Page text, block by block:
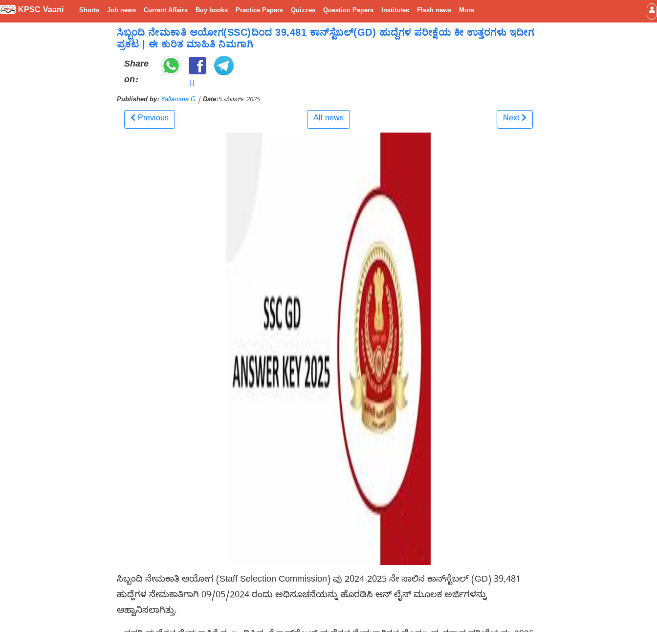
KPSC Vaani Shorts Job news Current Affairs Buy books Practice Papers Quizzes Question Papers Institutes Flash news More
ಸಿಬ್ಬಂದಿ ನೇಮಕಾತಿ ಆಯೋಗ(SSC)ದಿಂದ 39,481 ಕಾನ್‌ಸ್ಟೆಬಲ್(GD) ಹುದ್ದೆಗಳ ಪರೀಕ್ಷೆಯ ಕೀ ಉತ್ತರಗಳು ಇದೀಗ
ಪ್ರಕಟ | ಈ ಕುರಿತ ಮಾಹಿತಿ ನಿಮಗಾಗಿ
Share
on:
Published by: Yallamma G | Date:5 ಮಾರ್ಚ್ 2025
Previous All news Next
ಸಿಬ್ಬಂದಿ ನೇಮಕಾತಿ ಆಯೋಗ (Staff Selection Commission) ವು 2024-2025 ನೇ ಸಾಲಿನ ಕಾನ್‌ಸ್ಟೆಬಲ್ (GD) 39,481
ಹುದ್ದೆಗಳ ನೇಮಕಾತಿಗಾಗಿ 09/05/2024 ರಂದು ಅಧಿಸೂಚನೆಯನ್ನು ಹೊರಡಿಸಿ ಆನ್ ಲೈನ್ ಮೂಲಕ ಅರ್ಜಿಗಳನ್ನು
ಆಹ್ವಾನಿಸಲಾಗಿತ್ತು.